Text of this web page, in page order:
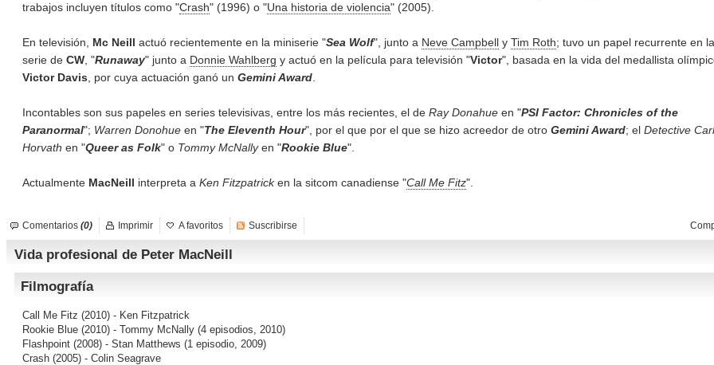
trabajos incluyen títulos como "Crash" (1996) o "Una historia de violencia" (2005).
En televisión, Mc Neill actuó recientemente en la miniserie "Sea Wolf", junto a Neve Campbell y Tim Roth; tuvo un papel recurrente en la
serie de CW , "Runaway" junto a Donnie Wahlberg y actuó en la película para televisión "Victor", basada en la vida del medallista
Victor Davis , por cuya actuación ganó un Gemini Award
Incontables son sus papeles en series televisivas, entre los más recientes, el de Ray Donahue en "PSI Factor: Chronicles of the
Paranormal"; Warren Donohue en "The Eleventh Hour", por el que por el que se hizo acreedor de otro Gemini Award; el Detective Carl
Horvath en "Queer as Folk" o Tommy McNallyen "Rookie Blue".
Actualmente MacNeill interpreta a Ken Fitzpatricken la sitcom canadiense "Call Me Fitz".
Comentarios (0) Imprimir A favoritos Suscribirse
Vida profesional de Peter MacNeill
Filmografía
Call Me Fitz (2010) - Ken Fitzpatrick
Rookie Blue (2010) - Tommy McNally (4 episodios, 2010)
Flashpoint (2008) - Stan Matthews (1 episodio, 2009)
Crash (2005) - Colin Seagrave